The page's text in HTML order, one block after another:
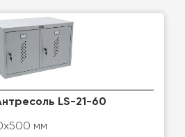
LS-21-60
мм